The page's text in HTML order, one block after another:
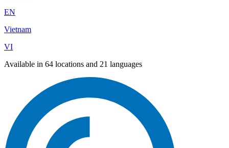
EN
Vietnam
VI
Available in 64 locations and 21 languages